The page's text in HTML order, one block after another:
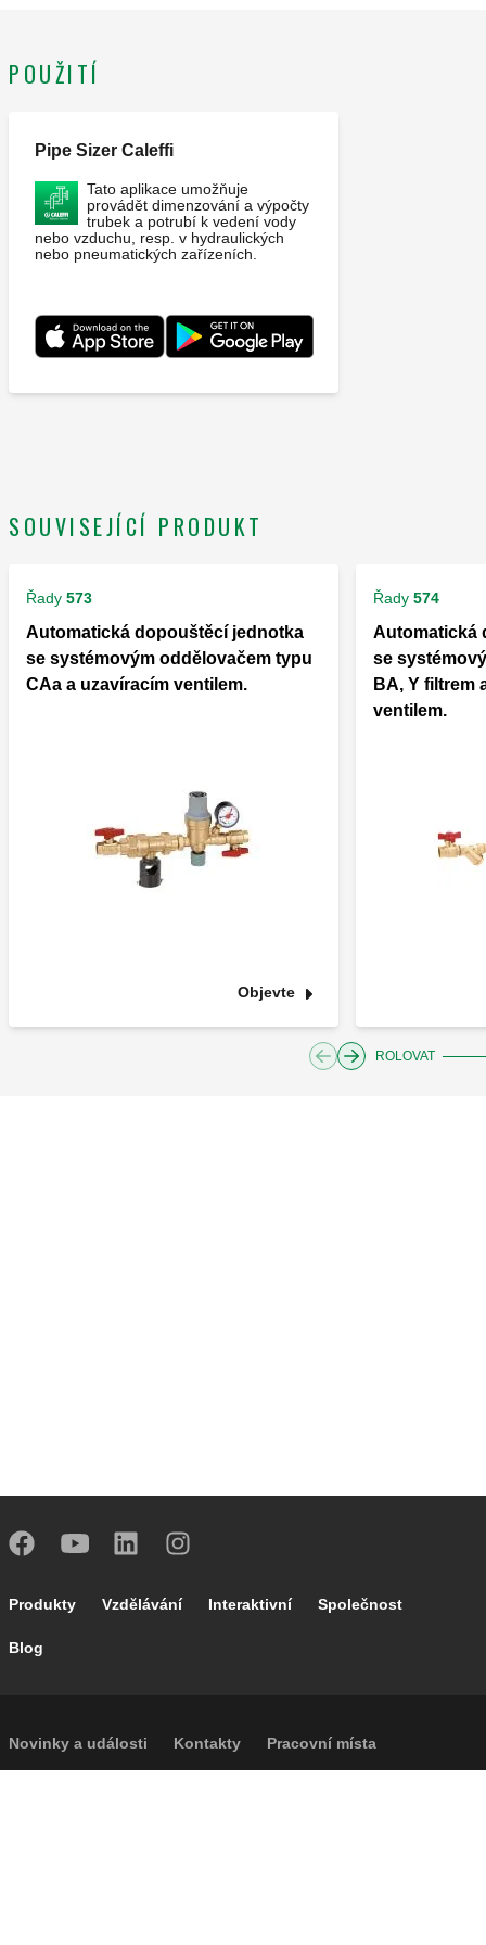
Maximální pracovní tlak: 10 bar. Rozsah teplot průt. média:
POUŽITÍ
Pipe Sizer Caleffi
Tato aplikace umožňuje
provádět dimenzování a výpočty
trubek a potrubí k vedení vody
nebo vzduchu, resp. v hydraulických
nebo pneumatických zařízeních.
SOUVISEJÍCÍ PRODUKT
Řady 573
Automatická dopouštěcí jednotka
se systémovým oddělovačem typu
CAa a uzavíracím ventilem.
Objevte
Řady 574
Automatická
se
BA, Y filtrem
ventilem.
ROLOVAT
Footer main navigation
Produkty Vzdělávání Interaktivní Společnost
Blog
Footer secondary navigation
Novinky a události Kontakty Pracovní místa